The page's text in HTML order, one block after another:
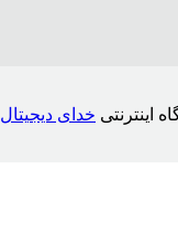
اینترنتی خدای دیجیتال